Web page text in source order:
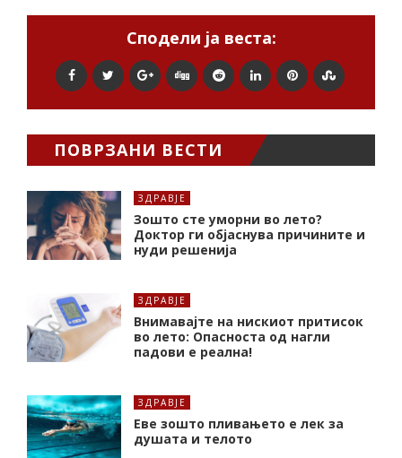
Сподели ја веста:
ПОВРЗАНИ ВЕСТИ
ЗДРАВЈЕ
Зошто сте уморни во лето?
Доктор ги објаснува причините и
нуди решенија
ЗДРАВЈЕ
Внимавајте на нискиот притисок
во лето: Опасноста од нагли
падови е реална!
ЗДРАВЈЕ
Еве зошто пливањето е лек за
душата и телото